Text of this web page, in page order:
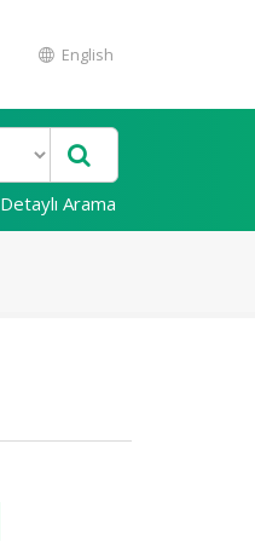
English
Detaylı Arama